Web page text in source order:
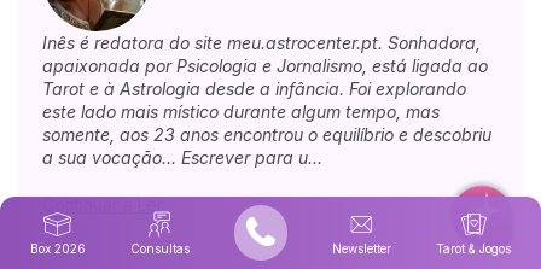
Inês é redatora do site meu.astrocenter.pt. Sonhadora,
apaixonada por Psicologia e Jornalismo, está ligada ao
Tarot e à Astrologia desde a infância. Foi explorando
este lado mais místico durante algum tempo, mas
somente, aos 23 anos encontrou o equilíbrio e descobriu
a sua vocação... Escrever para u...
Box 2026 Consultas Newsletter Tarot & Jogos